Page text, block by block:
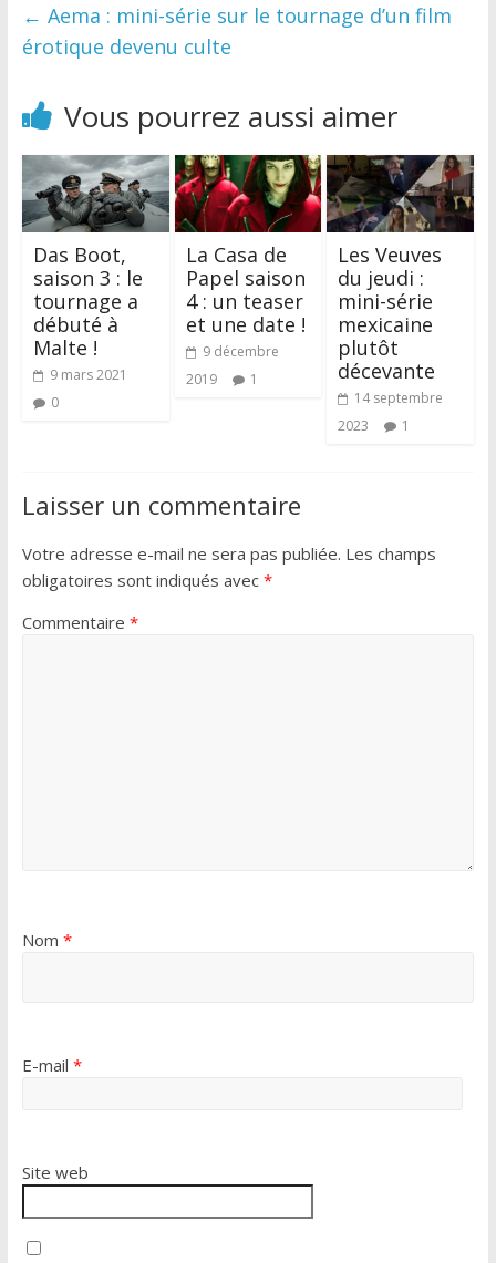
← Aema : mini-série sur le tournage d’un film
érotique devenu culte
Vous pourrez aussi aimer
Das Boot,
saison 3 : le
tournage a
débuté à
Malte !
9 mars 2021
0
La Casa de
Papel saison
4 : un teaser
et une date !
9 décembre
2019
1
Les Veuves
du jeudi :
mini-série
mexicaine
plutôt
décevante
14 septembre
2023
1
Laisser un commentaire
Votre adresse e-mail ne sera pas publiée. Les champs
obligatoires sont indiqués avec *
Commentaire *
Nom *
E-mail *
Site web